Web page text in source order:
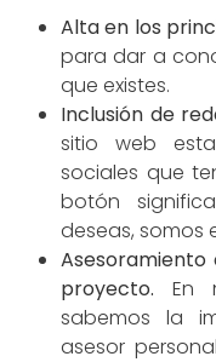
Alta en los
para dar a
que existes.
Inclusión de
sitio web
sociales que
botón
deseas, somos
Asesoramiento
proyecto. En
sabemos la
asesor